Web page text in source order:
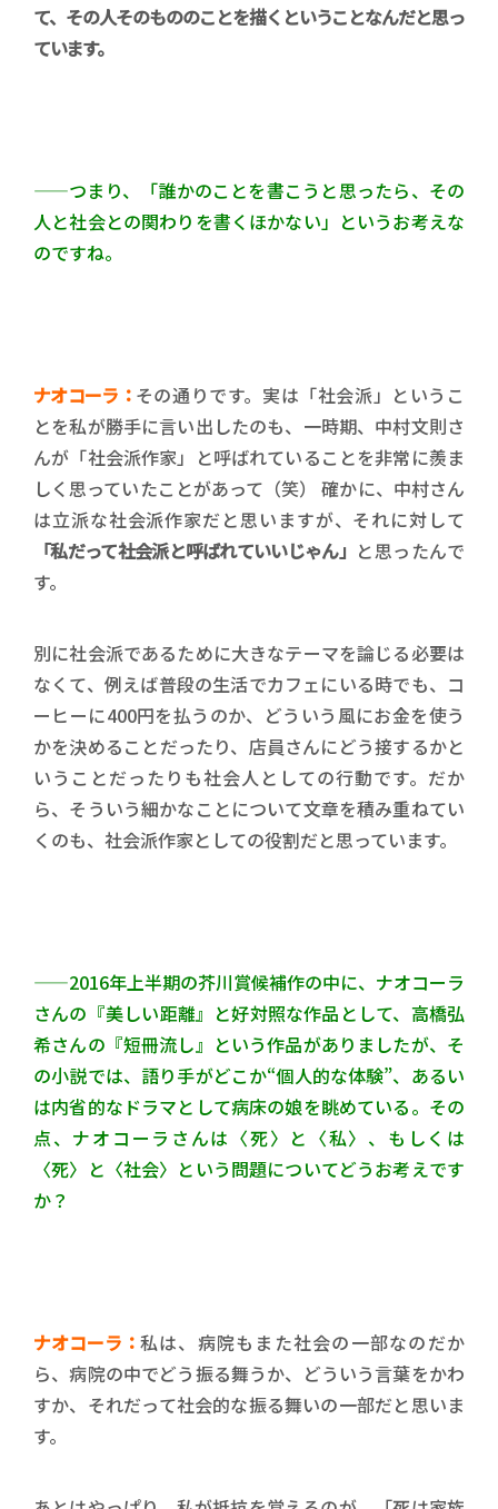
て、その人そのもののことを描くということなんだと思っ
ています。
——つまり、「誰かのことを書こうと思ったら、その
人と社会との関わりを書くほかない」というお考えな
のですね。
ナオコーラ： その通りです。実は「社会派」というこ
とを私が勝手に言い出したのも、一時期、中村文則さ
んが「社会派作家」と呼ばれていることを非常に羨ま
しく思っていたことがあって（笑） 確かに、中村さん
は立派な社会派作家だと思いますが、それに対して
「私だって社会派と呼ばれていいじゃん」 と思ったんで
す。
別に社会派であるために大きなテーマを論じる必要は
なくて、例えば普段の生活でカフェにいる時でも、コ
ーヒーに400円を払うのか、どういう風にお金を使う
かを決めることだったり、店員さんにどう接するかと
いうことだったりも社会人としての行動です。だか
ら、そういう細かなことについて文章を積み重ねてい
くのも、社会派作家としての役割だと思っています。
——2016年上半期の芥川賞候補作の中に、ナオコーラ
さんの『美しい距離』と好対照な作品として、高橋弘
希さんの『短冊流し』という作品がありましたが、そ
の小説では、語り手がどこか“個人的な体験”、あるい
は内省的なドラマとして病床の娘を眺めている。その
点、ナオコーラさんは〈死〉と〈私〉、もしくは
〈死〉と〈社会〉という問題についてどうお考えです
か？
ナオコーラ： 私は、病院もまた社会の一部なのだか
ら、病院の中でどう振る舞うか、どういう言葉をかわ
すか、それだって社会的な振る舞いの一部だと思いま
す。